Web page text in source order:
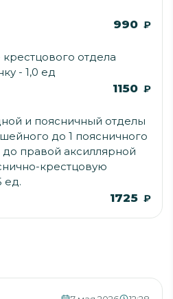
990 ₽
отдела
- 1,0 ед
1150 ₽
и поясничный отделы
до 1 поясничного
до правой аксиллярной
крестцовую
ед.
1725 ₽